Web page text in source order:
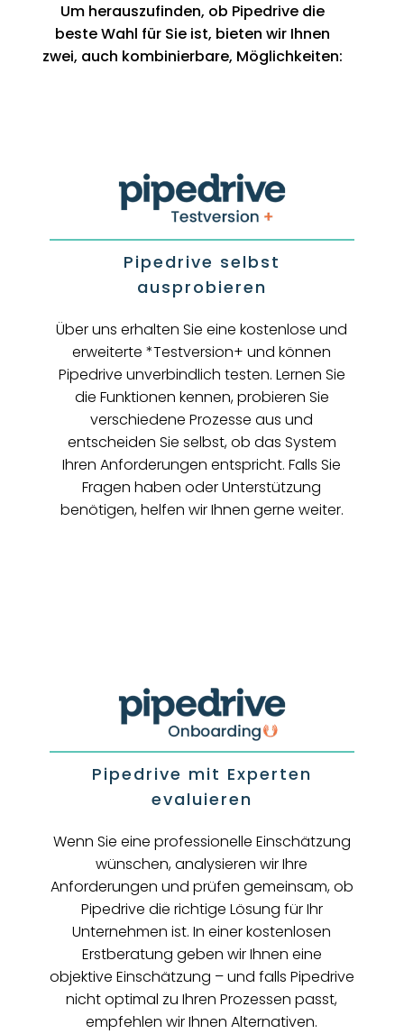
Um herauszufinden, ob Pipedrive die
beste Wahl für Sie ist, bieten wir Ihnen
zwei, auch kombinierbare, Möglichkeiten:
Pipedrive selbst
ausprobieren
Über uns erhalten Sie eine kostenlose und
erweiterte *Testversion+ und können
Pipedrive unverbindlich testen. Lernen Sie
die Funktionen kennen, probieren Sie
verschiedene Prozesse aus und
entscheiden Sie selbst, ob das System
Ihren Anforderungen entspricht. Falls Sie
Fragen haben oder Unterstützung
benötigen, helfen wir Ihnen gerne weiter.
Pipedrive mit Experten
evaluieren
Wenn Sie eine professionelle Einschätzung
wünschen, analysieren wir Ihre
Anforderungen und prüfen gemeinsam, ob
Pipedrive die richtige Lösung für Ihr
Unternehmen ist. In einer kostenlosen
Erstberatung geben wir Ihnen eine
objektive Einschätzung – und falls Pipedrive
nicht optimal zu Ihren Prozessen passt,
empfehlen wir Ihnen Alternativen.